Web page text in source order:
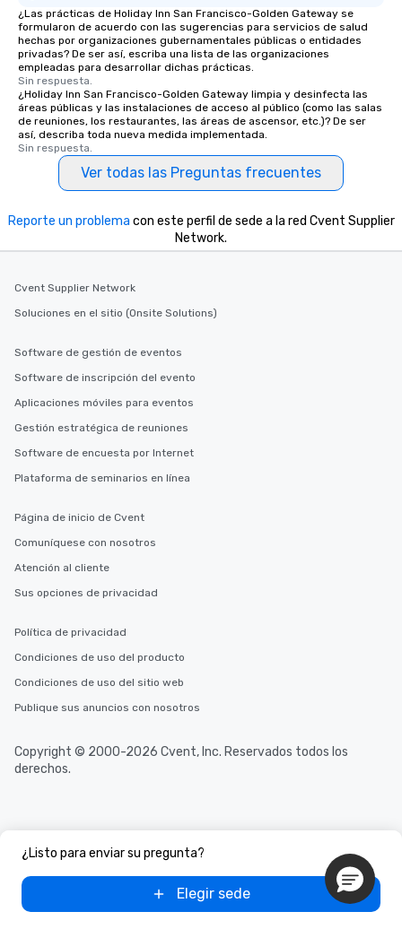
¿Las prácticas de Holiday Inn San Francisco-Golden Gateway se
formularon de acuerdo con las sugerencias para servicios de salud
hechas por organizaciones gubernamentales públicas o entidades
privadas? De ser así, escriba una lista de las organizaciones
empleadas para desarrollar dichas prácticas.
Sin respuesta.
¿Holiday Inn San Francisco-Golden Gateway limpia y desinfecta las
áreas públicas y las instalaciones de acceso al público (como las salas
de reuniones, los restaurantes, las áreas de ascensor, etc.)? De ser
así, describa toda nueva medida implementada.
Sin respuesta.
Ver todas las Preguntas frecuentes
¿Listo para enviar su pregunta?
Elegir sede
Reporte un problema con este perfil de sede a la red Cvent Supplier
Network.
Cvent Supplier Network
Soluciones en el sitio (Onsite Solutions)
Software de gestión de eventos
Software de inscripción del evento
Aplicaciones móviles para eventos
Gestión estratégica de reuniones
Software de encuesta por Internet
Plataforma de seminarios en línea
Página de inicio de Cvent
Comuníquese con nosotros
Atención al cliente
Sus opciones de privacidad
Política de privacidad
Condiciones de uso del producto
Condiciones de uso del sitio web
Publique sus anuncios con nosotros
Copyright © 2000-2026 Cvent, Inc. Reservados todos los
derechos.